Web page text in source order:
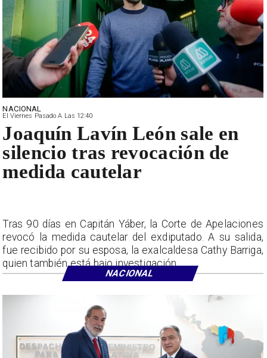
NACIONAL
El Viernes Pasado A Las 12:40
Joaquín Lavín León sale en
silencio tras revocación de
medida cautelar
Tras 90 días en Capitán Yáber, la Corte de Apelaciones
revocó la medida cautelar del exdiputado. A su salida,
fue recibido por su esposa, la exalcaldesa Cathy Barriga,
quien también está bajo investigación.
NACIONAL